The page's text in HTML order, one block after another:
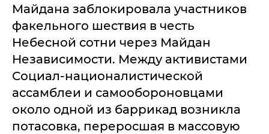
Майдана заблокировала участников
факельного шествия в честь
Небесной сотни через Майдан
Независимости. Между активистами
Социал-националистической
ассамблеи и самообороновцами
около одной из баррикад возникла
потасовка, переросшая в массовую